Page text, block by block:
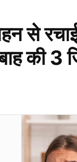
से
की 3